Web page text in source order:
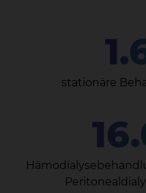
stationäre